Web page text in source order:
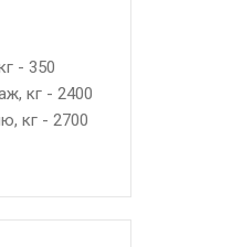
- 350
кг - 2400
кг - 2700